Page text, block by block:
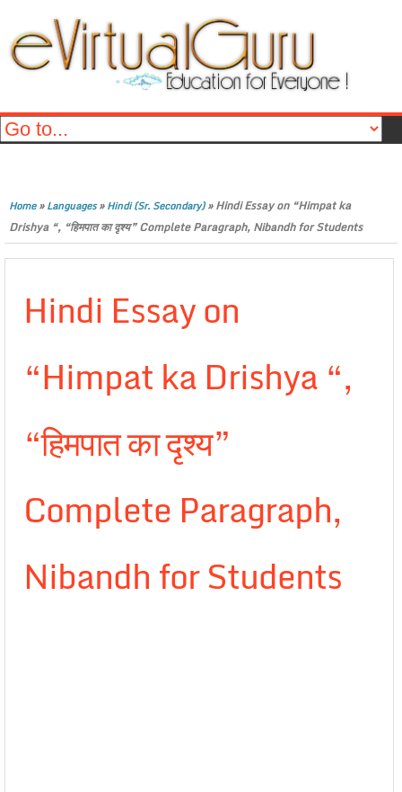
Home»Languages»Hindi (Sr. Secondary)»Hindi Essay on “Himpat ka
Drishya “, “हिमपात का दृश्य” Complete Paragraph, Nibandh for Students
Hindi Essay on
“Himpat ka Drishya “,
“हिमपात का दृश्य”
Complete Paragraph,
Nibandh for Students